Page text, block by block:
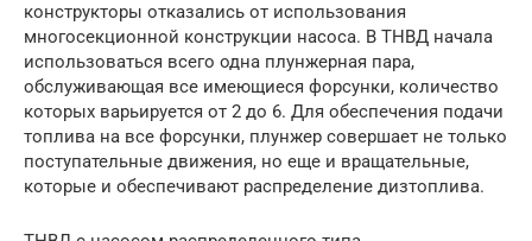
конструкторы отказались от использования
многосекционной конструкции насоса. В ТНВД начала
использоваться всего одна плунжерная пара,
обслуживающая все имеющиеся форсунки, количество
которых варьируется от 2 до 6. Для обеспечения подачи
топлива на все форсунки, плунжер совершает не только
поступательные движения, но еще и вращательные,
которые и обеспечивают распределение дизтоплива.